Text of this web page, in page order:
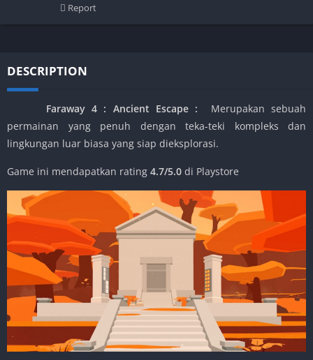
Report
DESCRIPTION
Faraway 4 : Ancient Escape :
Merupakan sebuah
permainan yang penuh dengan teka-teki kompleks dan
lingkungan luar biasa yang siap dieksplorasi.
Game ini mendapatkan rating 4.7/5.0 di Playstore